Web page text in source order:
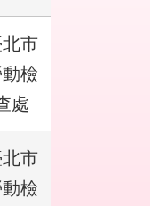
市
檢
處
市
檢